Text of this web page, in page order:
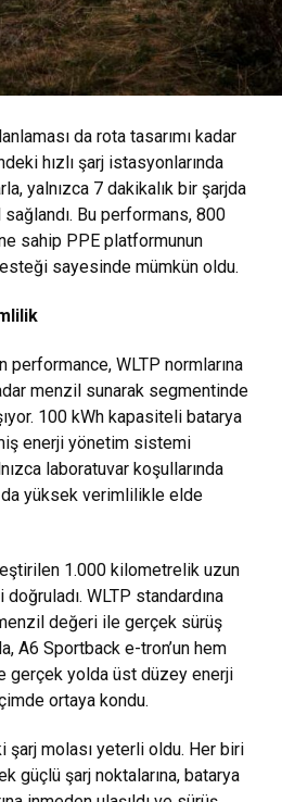
da rota tasarımı kadar
hızlı şarj istasyonlarında
yalnızca 7 dakikalık bir şarjda
Bu performans, 800
sahip PPE platformunun
sayesinde mümkün oldu.
WLTP normlarına
menzil sunarak segmentinde
100 kWh kapasiteli batarya
enerji yönetim sistemi
laboratuvar koşullarında
da yüksek verimlilikle elde
1.000 kilometrelik uzun
WLTP standardına
değeri ile gerçek sürüş
A6 Sportback e-tron’un hem
gerçek yolda üst düzey enerji
ortaya kondu.
şarj molası yeterli oldu. Her biri
güçlü şarj noktalarına, batarya